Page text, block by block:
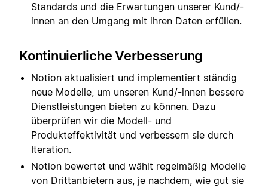
Standards und die Erwartungen unserer Kund/-
innen an den Umgang mit ihren Daten erfüllen.
Kontinuierliche Verbesserung
Notion aktualisiert und implementiert ständig
neue Modelle, um unseren Kund/-innen bessere
Dienstleistungen bieten zu können. Dazu
überprüfen wir die Modell- und
Produkteffektivität und verbessern sie durch
Iteration.
Notion bewertet und wählt regelmäßig Modelle
von Drittanbietern aus, je nachdem, wie gut sie